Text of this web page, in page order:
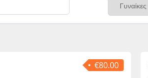
€80.00